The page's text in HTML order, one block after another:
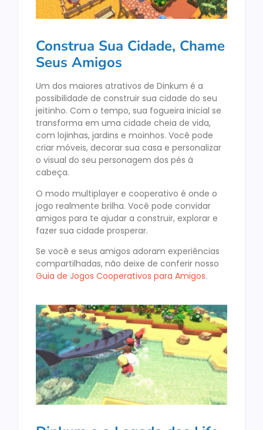
Construa Sua Cidade, Chame
Seus Amigos
Um dos maiores atrativos de Dinkum é a
possibilidade de construir sua cidade do seu
jeitinho. Com o tempo, sua fogueira inicial se
transforma em uma cidade cheia de vida,
com lojinhas, jardins e moinhos. Você pode
criar móveis, decorar sua casa e personalizar
o visual do seu personagem dos pés à
cabeça.
O modo multiplayer e cooperativo é onde o
jogo realmente brilha. Você pode convidar
amigos para te ajudar a construir, explorar e
fazer sua cidade prosperar.
Se você e seus amigos adoram experiências
compartilhadas, não deixe de conferir nosso
Guia de Jogos Cooperativos para Amigos.